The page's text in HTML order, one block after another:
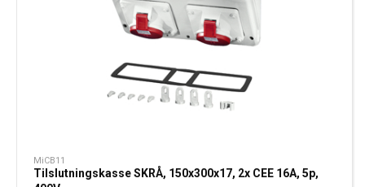
MiCB11
Tilslutningskasse SKRÅ, 150x300x17, 2x CEE 16A, 5p,